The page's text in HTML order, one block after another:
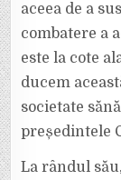
aceea de a
combatere a
este la cote
ducem
societate
președintele
La rândul